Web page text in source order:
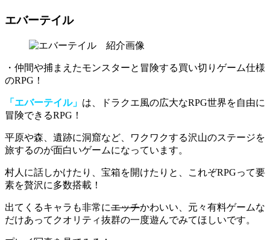
エバーテイル
・仲間や捕まえたモンスターと冒険する買い切りゲーム仕様
のRPG！
「エバーテイル」 は、ドラクエ風の広大なRPG世界を自由に
冒険できるRPG！
平原や森、遺跡に洞窟など、 ワクワクする沢山のステージを
旅するのが面白いゲームになっています。
村人に話しかけたり、宝箱を開けたりと、これぞRPGって要
素を贅沢に多数搭載！
出てくるキャラも非常にエッチかわいい 、元々有料ゲームな
だけあってクオリティ抜群の一度遊んでみてほしいです。